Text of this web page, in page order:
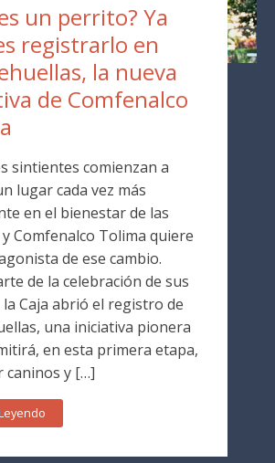
un perrito? Ya
registrarlo en
la nueva
de Comfenalco
sintientes comienzan a
lugar cada vez más
en el bienestar de las
Comfenalco Tolima quiere
de ese cambio.
de la celebración de sus
la Caja abrió el registro de
una iniciativa pionera
en esta primera etapa,
caninos y […]